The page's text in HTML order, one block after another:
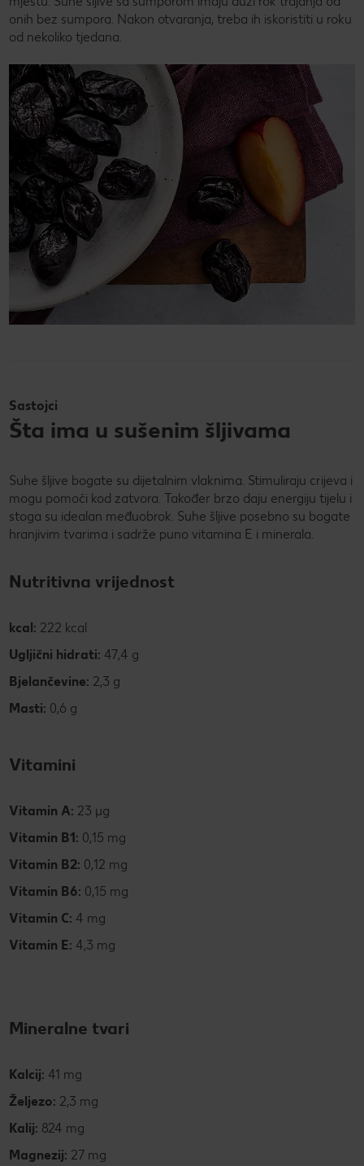
onih bez sumpora. Nakon otvaranja, treba ih iskoristiti u roku
od nekoliko tjedana.
Sastojci
Šta ima u sušenim šljivama
Suhe šljive bogate su dijetalnim vlaknima. Stimuliraju crijeva i
mogu pomoći kod zatvora. Također brzo daju energiju tijelu i
stoga su idealan međuobrok. Suhe šljive posebno su bogate
hranjivim tvarima i sadrže puno vitamina E i minerala.
Nutritivna vrijednost
kcal: 222 kcal
Ugljični hidrati: 47,4 g
Bjelančevine: 2,3 g
Masti: 0,6 g
Vitamini
Vitamin A: 23 µg
Vitamin B1: 0,15 mg
Vitamin B2: 0,12 mg
Vitamin B6: 0,15 mg
Vitamin C: 4 mg
Vitamin E: 4,3 mg
Mineralne tvari
Kalcij: 41 mg
Željezo: 2,3 mg
Kalij: 824 mg
Magnezij: 27 mg